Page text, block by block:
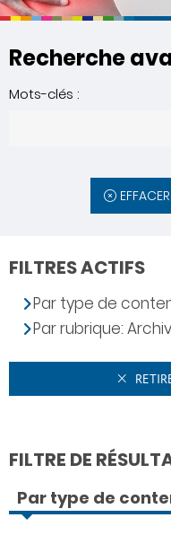
Recherche
Mots-clés :
EFFACER
FILTRES ACTIFS
Par type de
Par rubrique:
FILTRE DE
Par type de